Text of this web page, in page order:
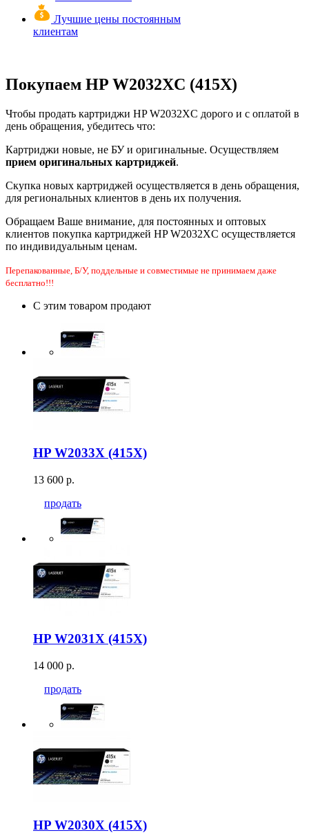
Лучшие цены постоянным
клиентам
Покупаем HP W2032XC (415X)
Чтобы продать картриджи HP W2032XC дорого и с оплатой в
день обращения, убедитесь что:
Картриджи новые, не БУ и оригинальные. Осуществляем
прием оригинальных картриджей.
Скупка новых картриджей осуществляется в день обращения,
для региональных клиентов в день их получения.
Обращаем Ваше внимание, для постоянных и оптовых
клиентов покупка картриджей HP W2032XC осуществляется
по индивидуальным ценам.
Перепакованные, Б/У, поддельные и совместимые не принимаем даже
бесплатно!!!
С этим товаром продают
HP W2033X (415X)
13 600 р.
продать
HP W2031X (415X)
14 000 р.
продать
HP W2030X (415X)